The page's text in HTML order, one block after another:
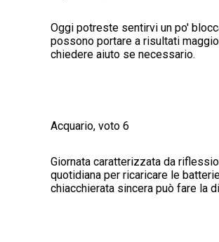
Oggi potreste sentirvi un po'
possono portare a risultati
chiedere aiuto se necessario.
Acquario, voto 6
Giornata caratterizzata da
quotidiana per ricaricare le
chiacchierata sincera può fare la